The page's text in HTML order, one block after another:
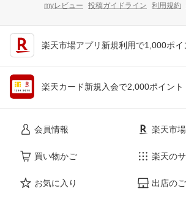
myレビュー 投稿ガイドライン 利用規約
楽天市場アプリ新規利用で1,000ポイ
楽天カード新規入会で2,000ポイント
会員情報
買い物かご
お気に入り
楽天市
楽天の
出店の